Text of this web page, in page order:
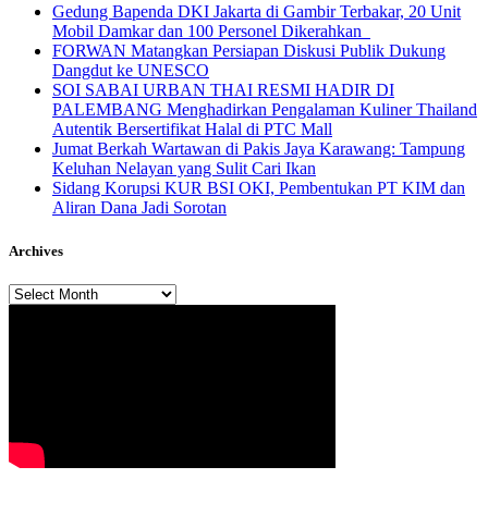
Gedung Bapenda DKI Jakarta di Gambir Terbakar, 20 Unit
Mobil Damkar dan 100 Personel Dikerahkan
FORWAN Matangkan Persiapan Diskusi Publik Dukung
Dangdut ke UNESCO
SOI SABAI URBAN THAI RESMI HADIR DI
PALEMBANG Menghadirkan Pengalaman Kuliner Thailand
Autentik Bersertifikat Halal di PTC Mall
Jumat Berkah Wartawan di Pakis Jaya Karawang: Tampung
Keluhan Nelayan yang Sulit Cari Ikan
Sidang Korupsi KUR BSI OKI, Pembentukan PT KIM dan
Aliran Dana Jadi Sorotan
Archives
Archives